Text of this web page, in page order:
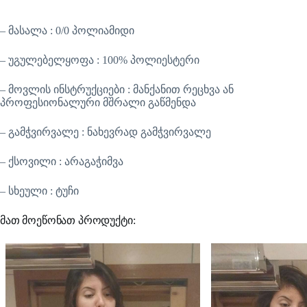
– მასალა : 0/0 პოლიამიდი
– უგულებელყოფა : 100% პოლიესტერი
– მოვლის ინსტრუქციები : მანქანით რეცხვა ან
პროფესიონალური მშრალი გაწმენდა
– გამჭვირვალე : ნახევრად გამჭვირვალე
– ქსოვილი : არაგაჭიმვა
– სხეული : ტუჩი
მათ მოეწონათ პროდუქტი: